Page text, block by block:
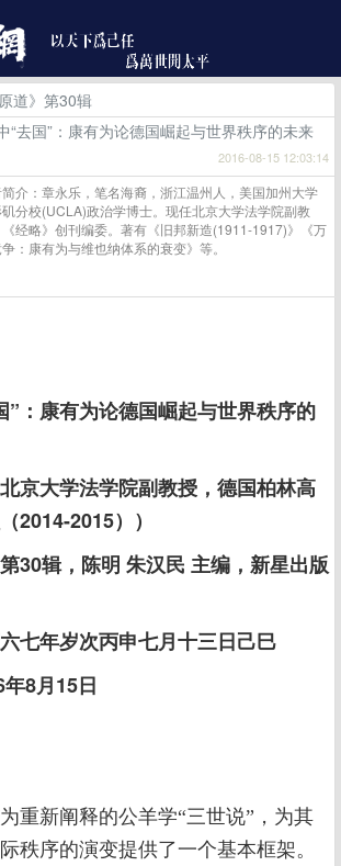
原道》第30辑
“去国”：康有为论德国崛起与世界秩序的未来
2016-08-15 12:03:14
介：章永乐，笔名海裔，浙江温州人，美国加州大学
分校(UCLA)政治学博士。现任北京大学法学院副教
经略》创刊编委。著有《旧邦新造(1911-1917)》《万
：康有为与维也纳体系的衰变》等。
”：康有为论德国崛起与世界秩序的
京大学法学院副教授，德国柏林高
2014-2015））
30辑，陈明 朱汉民 主编，新星出版
七年岁次丙申七月十三日己巳
月15日
重新阐释的公羊学“三世说”，为其
秩序的演变提供了一个基本框架。